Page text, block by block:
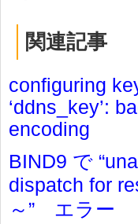
関連記事
configuring
‘ddns_key’:
encoding
BIND9 で
dispatch for
～” エラー